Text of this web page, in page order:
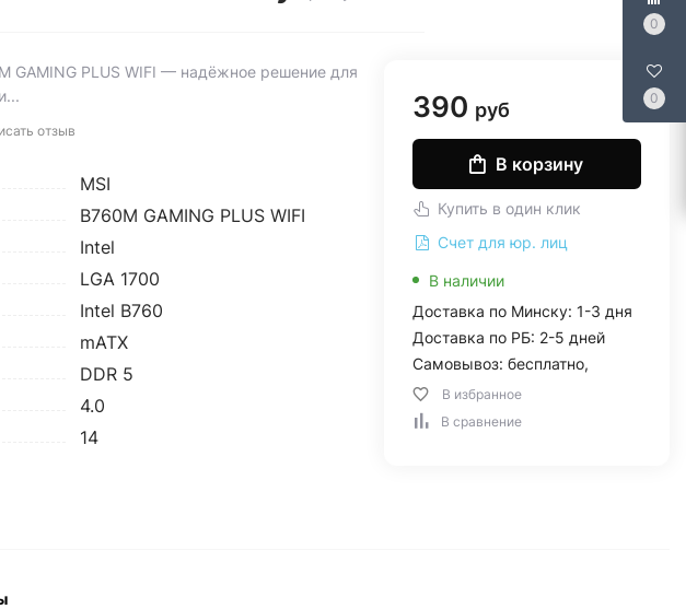
0
0
GAMING PLUS WIFI — надёжное решение для
отзыв
MSI
B760M GAMING PLUS WIFI
Intel
LGA 1700
Intel B760
mATX
DDR 5
4.0
14
390 руб
В корзину
Купить в один клик
Счет для юр. лиц
В наличии
Доставка по Минску: 1-3 дня
Доставка по РБ: 2-5 дней
Самовывоз: бесплатно,
В избранное
В сравнение